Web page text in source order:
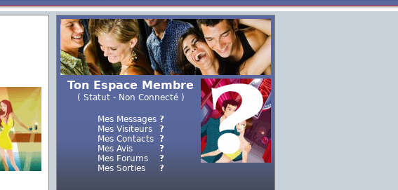
Ton Espace Membre
( Statut - Non Connecté )
Mes Messages
Mes Visiteurs
Mes Contacts
Mes Avis
Mes Forums
Mes Sorties
?
?
?
?
?
?